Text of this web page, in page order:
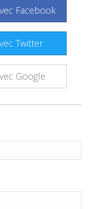
Facebook
Twitter
Google